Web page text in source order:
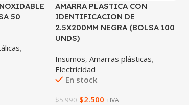
50
,
AMARRA PLASTICA CON
IDENTIFICACION DE
2.5X200MM NEGRA (BOLSA 100
UNDS)
Insumos, Amarras plásticas,
Electricidad
En stock
$5.990 $2.500 +IVA